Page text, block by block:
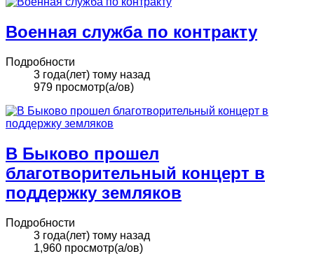
Военная служба по контракту
Подробности
3 года(лет) тому назад
979 просмотр(а/ов)
В Быково прошел
благотворительный концерт в
поддержку земляков
Подробности
3 года(лет) тому назад
1,960 просмотр(а/ов)